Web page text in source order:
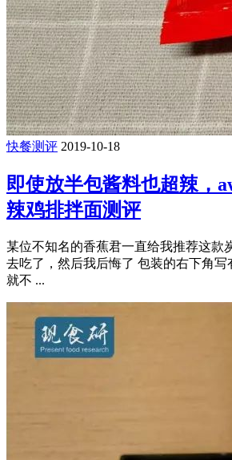
快餐测评 2019-10-18
即使放半包酱料也超辣，
辣鸡排拌面测评
某位不知名的香蕉君一直给我推荐这款
去吃了，然后我后悔了 包装的右下角写
就不 ...